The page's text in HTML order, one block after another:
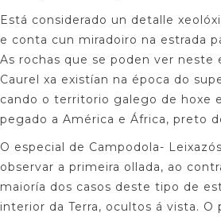
Está considerado un detalle
e conta cun miradoiro na estrada
As rochas que se poden ver neste
Caurel xa existían na época do
cando o territorio galego de hoxe
pegado a América e África, preto
O especial de Campodola-
observar a primeira ollada, ao
maioría dos casos deste tipo de
interior da Terra, ocultos á vista.